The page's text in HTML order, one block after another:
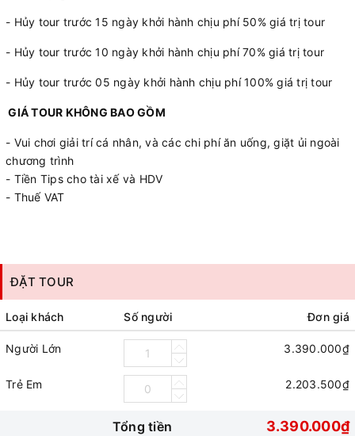
- Hủy tour trước 15 ngày khởi hành chịu phí 50% giá trị tour
- Hủy tour trước 10 ngày khởi hành chịu phí 70% giá trị tour
- Hủy tour trước 05 ngày khởi hành chịu phí 100% giá trị tour
GIÁ TOUR KHÔNG BAO GỒM
- Vui chơi giải trí cá nhân, và các chi phí ăn uống, giặt ủi ngoài
chương trình
- Tiền Tips cho tài xế và HDV
- Thuế VAT
ĐẶT TOUR
Loại khách Số người Đơn giá
Người Lớn 3.390.000₫
Trẻ Em 2.203.500₫
Tổng tiền 3.390.000₫